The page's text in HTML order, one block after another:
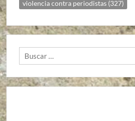
violencia contra periodistas (327)